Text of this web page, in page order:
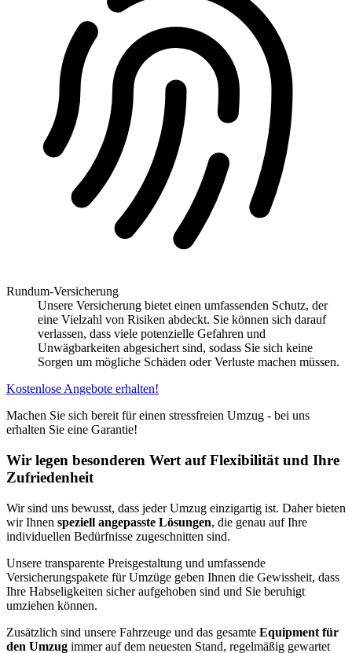
Rundum-Versicherung
Unsere Versicherung bietet einen umfassenden Schutz, der
eine Vielzahl von Risiken abdeckt. Sie können sich darauf
verlassen, dass viele potenzielle Gefahren und
Unwägbarkeiten abgesichert sind, sodass Sie sich keine
Sorgen um mögliche Schäden oder Verluste machen müssen.
Kostenlose Angebote erhalten!
Machen Sie sich bereit für einen stressfreien Umzug - bei uns
erhalten Sie eine Garantie!
Wir legen besonderen Wert auf Flexibilität und Ihre
Zufriedenheit
Wir sind uns bewusst, dass jeder Umzug einzigartig ist. Daher bieten
wir Ihnen speziell angepasste Lösungen, die genau auf Ihre
individuellen Bedürfnisse zugeschnitten sind.
Unsere transparente Preisgestaltung und umfassende
Versicherungspakete für Umzüge geben Ihnen die Gewissheit, dass
Ihre Habseligkeiten sicher aufgehoben sind und Sie beruhigt
umziehen können.
Zusätzlich sind unsere Fahrzeuge und das gesamte Equipment für
den Umzug immer auf dem neuesten Stand, regelmäßig gewartet